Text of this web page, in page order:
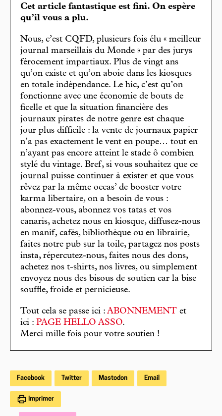
Cet article fantastique est fini. On espère
qu’il vous a plu.
Nous, c’est CQFD, plusieurs fois élu « meilleur
journal marseillais du Monde » par des jurys
férocement impartiaux. Plus de vingt ans
qu’on existe et qu’on aboie dans les kiosques
en totale indépendance. Le hic, c’est qu’on
fonctionne avec une économie de bouts de
ficelle et que la situation financière des
journaux pirates de notre genre est chaque
jour plus difficile : la vente de journaux papier
n’a pas exactement le vent en poupe… tout en
n’ayant pas encore atteint le stade ô combien
stylé du vintage. Bref, si vous souhaitez que ce
journal puisse continuer à exister et que vous
rêvez par la même occas’ de booster votre
karma libertaire, on a besoin de vous :
abonnez-vous, abonnez vos tatas et vos
canaris, achetez nous en kiosque, diffusez-nous
en manif, cafés, bibliothèque ou en librairie,
faites notre pub sur la toile, partagez nos posts
insta, répercutez-nous, faites nous des dons,
achetez nos t-shirts, nos livres, ou simplement
envoyez nous des bisous de soutien car la bise
souffle, froide et pernicieuse.
Tout cela se passe ici : ABONNEMENT et
ici : PAGE HELLO ASSO.
Merci mille fois pour votre soutien !
Facebook Twitter Mastodon Email
Imprimer